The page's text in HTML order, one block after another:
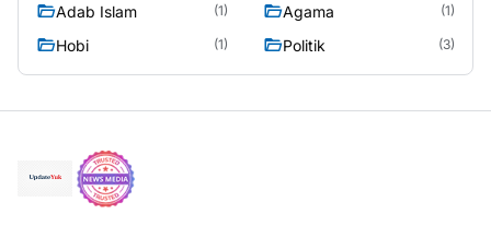
Adab Islam (1) Agama (1)
Hobi (1) Politik (3)